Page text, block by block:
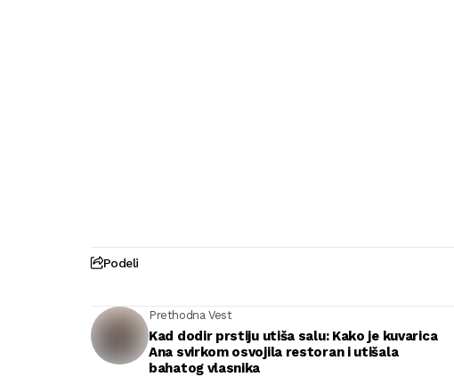
Podeli
Prethodna Vest
Kad dodir prstiju utiša salu: Kako je kuvarica
Ana svirkom osvojila restoran i utišala
bahatog vlasnika